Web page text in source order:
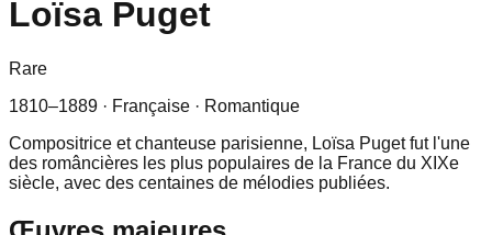
Loïsa Puget
Rare
1810–1889 · Française · Romantique
Compositrice et chanteuse parisienne, Loïsa Puget fut l'une
des româncières les plus populaires de la France du XIXe
siècle, avec des centaines de mélodies publiées.